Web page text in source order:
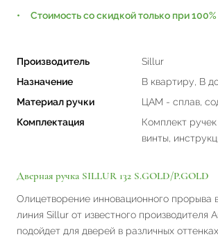
Стоимость со скидкой только при
Производитель
Sillur
Назначение
В квартиру, В
Материал ручки
ЦАМ - сплав,
Комплектация
Комплект
винты,
Дверная ручка SILLUR 132 S.GOLD/P.GOLD
Олицетворение инновационного
линия Sillur от известного
подойдет для дверей в различных